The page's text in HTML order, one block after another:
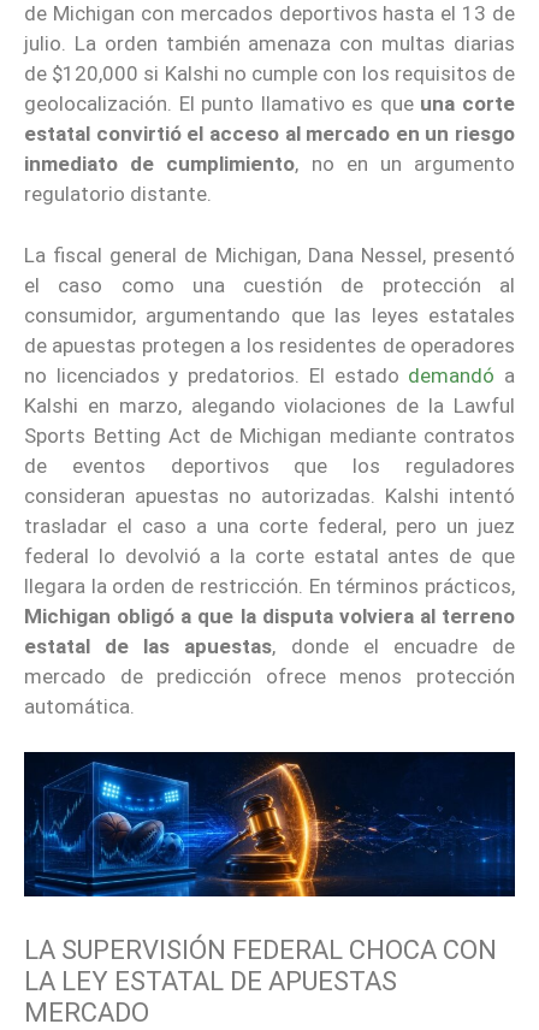
de Michigan con mercados deportivos hasta el 13 de
julio. La orden también amenaza con multas diarias
de $120,000 si Kalshi no cumple con los requisitos de
geolocalización. El punto llamativo es que una corte
estatal convirtió el acceso al mercado en un riesgo
inmediato de cumplimiento, no en un argumento
regulatorio distante.
La fiscal general de Michigan, Dana Nessel, presentó
el caso como una cuestión de protección al
consumidor, argumentando que las leyes estatales
de apuestas protegen a los residentes de operadores
no licenciados y predatorios. El estado demandó a
Kalshi en marzo, alegando violaciones de la Lawful
Sports Betting Act de Michigan mediante contratos
de eventos deportivos que los reguladores
consideran apuestas no autorizadas. Kalshi intentó
trasladar el caso a una corte federal, pero un juez
federal lo devolvió a la corte estatal antes de que
llegara la orden de restricción. En términos prácticos,
Michigan obligó a que la disputa volviera al terreno
estatal de las apuestas, donde el encuadre de
mercado de predicción ofrece menos protección
automática.
LA SUPERVISIÓN FEDERAL CHOCA CON
LA LEY ESTATAL DE APUESTAS
MERCADO